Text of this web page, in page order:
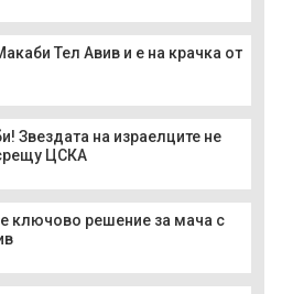
Тел Авив и е на крачка от
Звездата на израелците не
ЦСКА
ключово решение за мача с